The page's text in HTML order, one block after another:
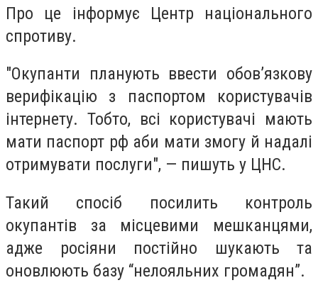
Про це інформує Центр національного
спротиву.
"Окупанти планують ввести обов’язкову
верифікацію з паспортом користувачів
інтернету. Тобто, всі користувачі мають
мати паспорт рф аби мати змогу й надалі
отримувати послуги", — пишуть у ЦНС.
Такий спосіб посилить контроль
окупантів за місцевими мешканцями,
адже росіяни постійно шукають та
оновлюють базу “нелояльних громадян”.